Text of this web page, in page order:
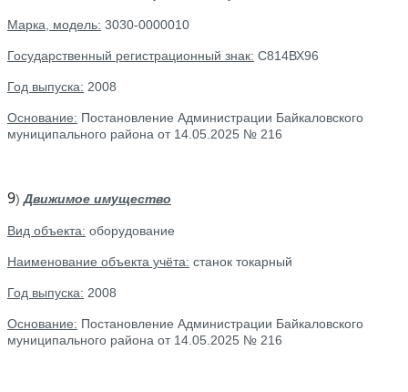
Марка, модель: 3030-0000010
Государственный регистрационный знак: С814ВХ96
Год выпуска: 2008
Основание: Постановление Администрации Байкаловского
муниципального района от 14.05.2025 № 216
9) Движимое имущество
Вид объекта: оборудование
Наименование объекта учёта: станок токарный
Год выпуска: 2008
Основание: Постановление Администрации Байкаловского
муниципального района от 14.05.2025 № 216